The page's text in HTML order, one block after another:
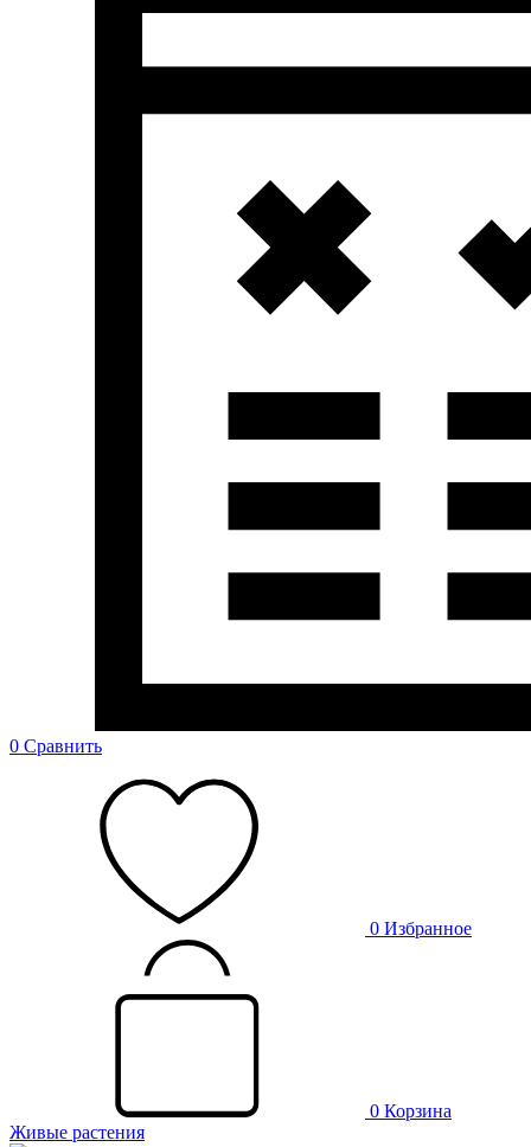
0 Сравнить
0 Избранное
0 Корзина
Живые растения